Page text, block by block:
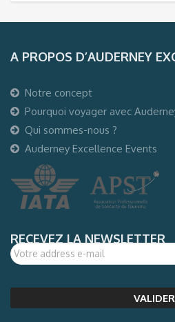
A PROPOS D’AUDERNEY
Notre concept
Pourquoi voyager avec
Qui sommes-nous ?
Auderney Excellence Events
RECEVEZ LA NEWSLETTER